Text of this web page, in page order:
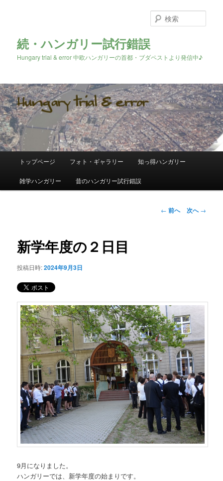
続・ハンガリー試行錯誤
Hungary trial & error 中欧ハンガリーの首都・ブダペストより発信中♪
索
メ
メ
イ
ン
テ
ン
ツ
へ
移
動
トップページ フォト・ギャラリー 知っ得ハンガリー
雑学ハンガリー 昔のハンガリー試行錯誤
投
← 前へ 次へ→
新学年度の２日目
投稿日時:2024年9月3日
9月になりました。
ハンガリーでは、新学年度の始まりです。